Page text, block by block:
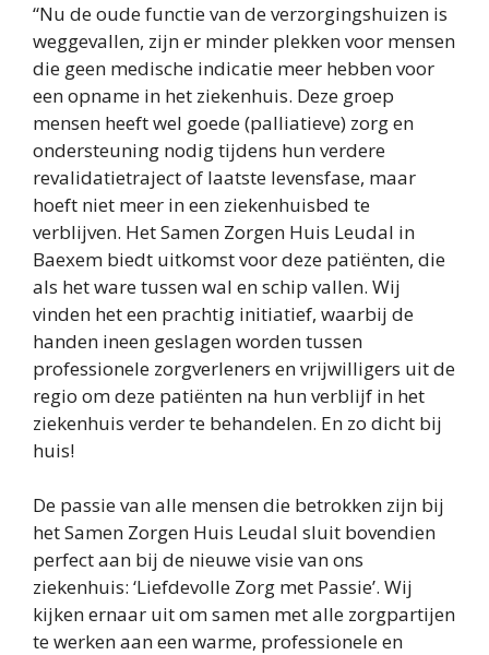
Huisartsen
Meditta
Provincie limburg
Gemeente Leudal
Stichting Mariabosch
“Nu de oude functie van de verzorgingshuizen is
weggevallen, zijn er minder plekken voor mensen
die geen medische indicatie meer hebben voor
een opname in het ziekenhuis. Deze groep
mensen heeft wel goede (palliatieve) zorg en
ondersteuning nodig tijdens hun verdere
revalidatietraject of laatste levensfase, maar
hoeft niet meer in een ziekenhuisbed te
verblijven. Het Samen Zorgen Huis Leudal in
Baexem biedt uitkomst voor deze patiënten, die
als het ware tussen wal en schip vallen. Wij
vinden het een prachtig initiatief, waarbij de
handen ineen geslagen worden tussen
professionele zorgverleners en vrijwilligers uit de
regio om deze patiënten na hun verblijf in het
ziekenhuis verder te behandelen. En zo dicht bij
huis!
De passie van alle mensen die betrokken zijn bij
het Samen Zorgen Huis Leudal sluit bovendien
perfect aan bij de nieuwe visie van ons
ziekenhuis: ‘Liefdevolle Zorg met Passie’. Wij
kijken ernaar uit om samen met alle zorgpartijen
te werken aan een warme, professionele en